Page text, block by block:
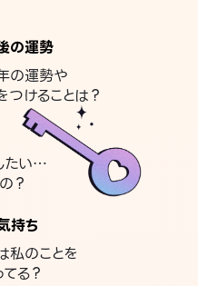
の運勢
の運勢や
つけることは？
たい…
？
持ち
私のことを
る？